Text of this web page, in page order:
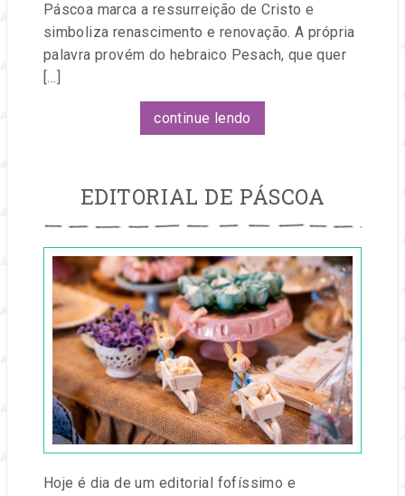
Páscoa marca a ressurreição de Cristo e
simboliza renascimento e renovação. A própria
palavra provém do hebraico Pesach, que quer
[…]
continue lendo
EDITORIAL DE PÁSCOA
Publicado
em
14
mar,
2016por
Entre
na
Festa
Hoje é dia de um editorial fofíssimo e